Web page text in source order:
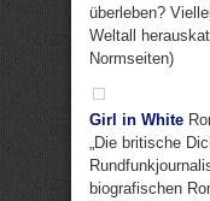
überleben?
Weltall
Normseiten)
Girl in White
„Die britische
biografischen